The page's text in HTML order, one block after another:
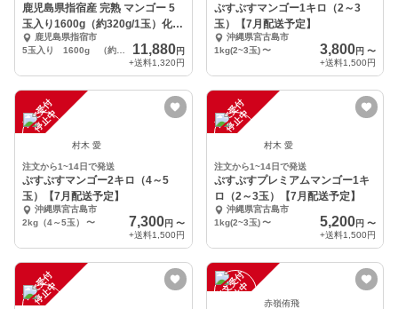
鹿児島県指宿産 完熟 マンゴー 5
玉入り1600g（約320g/1玉）化粧
箱入鹿児島県指宿市
11,880円
+送料1,320円
ぷすぷすマンゴー1キロ（2～3
玉）【7月配送予定】
沖縄県宮古島市
1kg(2~3玉) 〜 3,800円 〜
+送料1,500円
注
文
受
付
停
止
中
村木 愛
注文から1~14日で発送
ぷすぷすマンゴー2キロ（4～5
玉）【7月配送予定】
沖縄県宮古島市
2kg（4～5玉）
〜 7,300円 〜
+送料1,500円
注
文
受
付
停
止
中
村木 愛
注文から1~14日で発送
ぷすぷすプレミアムマンゴー1キ
ロ（2～3玉）【7月配送予定】
沖縄県宮古島市
1kg(2~3玉) 〜 5,200円 〜
+送料1,500円
注
文
受
付
停
止
中 注
文
受
付
停
止
中 赤嶺侑飛